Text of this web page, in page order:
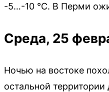
-5…-10 °С. В Перми
Среда, 25
Ночью на востоке
остальной